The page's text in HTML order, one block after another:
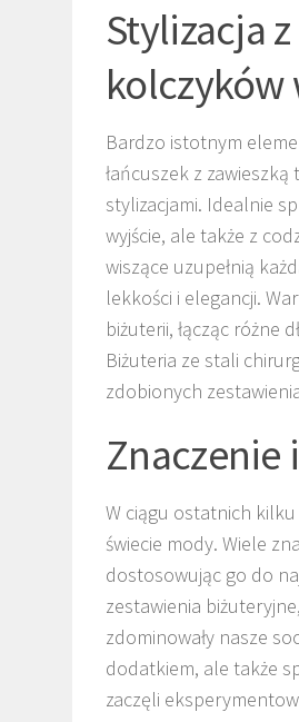
Stylizacja
kolczyków
Bardzo istotnym
łańcuszek z
stylizacjami. Idealnie
wyjście, ale także z
wiszące uzupełnią
lekkości i elegancji.
biżuterii, łącząc różne
Biżuteria ze stali
zdobionych
Znaczenie
W ciągu ostatnich
świecie mody. Wiele
dostosowując go do
zestawienia
zdominowały nasze
dodatkiem, ale także
zaczęli